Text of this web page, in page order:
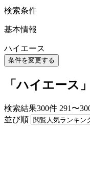
検索条件
基本情報
ハイエース
条件を変更する
「ハイエース
検索結果300件 291〜
並び順